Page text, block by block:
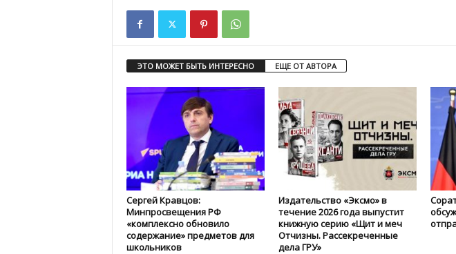
ЭТО МОЖЕТ БЫТЬ ИНТЕРЕСНО ЕЩЕ ОТ АВТОРА
Сергей Кравцов:
Минпросвещения РФ
«комплексно обновило
содержание» предметов для
школьников
Издательство «Эксмо» в
течение 2026 года выпустит
книжную серию «Щит и меч
Отчизны. Рассекреченные
дела ГРУ»